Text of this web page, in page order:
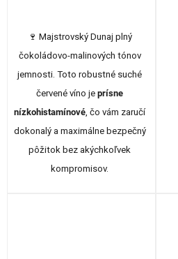
🍷 Majstrovský Dunaj plný
čokoládovo-malinových tónov
jemnosti. Toto robustné suché
červené víno je prísne
nízkohistamínové, čo vám zaručí
dokonalý a maximálne bezpečný
pôžitok bez akýchkoľvek
kompromisov.